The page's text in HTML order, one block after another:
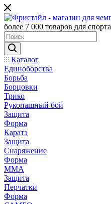
более 7 000 товаров для спорта
Каталог
Единоборства
Борьба
Борцовки
Трико
Рукопашный бой
Защита
Форма
Каратэ
Защита
Снаряжение
Форма
ММА
Защита
Перчатки
Форма